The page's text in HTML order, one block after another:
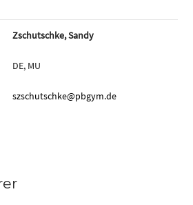
Zschutschke, Sandy
DE, MU
szschutschke@pbgym.de